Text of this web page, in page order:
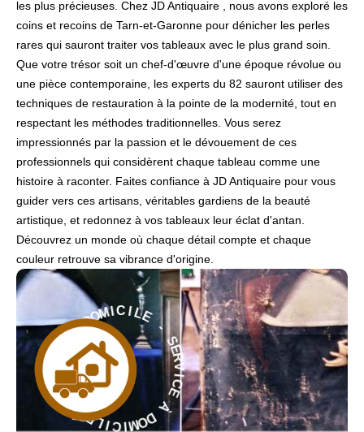
les plus précieuses. Chez JD Antiquaire , nous avons exploré les
coins et recoins de Tarn-et-Garonne pour dénicher les perles
rares qui sauront traiter vos tableaux avec le plus grand soin.
Que votre trésor soit un chef-d'œuvre d'une époque révolue ou
une pièce contemporaine, les experts du 82 sauront utiliser des
techniques de restauration à la pointe de la modernité, tout en
respectant les méthodes traditionnelles. Vous serez
impressionnés par la passion et le dévouement de ces
professionnels qui considèrent chaque tableau comme une
histoire à raconter. Faites confiance à JD Antiquaire pour vous
guider vers ces artisans, véritables gardiens de la beauté
artistique, et redonnez à vos tableaux leur éclat d'antan.
Découvrez un monde où chaque détail compte et chaque
couleur retrouve sa vibrance d'origine.
S
E
R
V
I
C
E
À
MICILE - SERV
I
C
E
À
D
O
M
I
C
I
L
E
-